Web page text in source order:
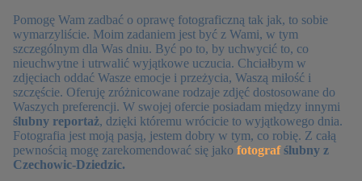
Pomogę Wam zadbać o oprawę fotograficzną tak jak, to sobie
wymarzyliście. Moim zadaniem jest być z Wami, w tym
szczególnym dla Was dniu. Być po to, by uchwycić to, co
nieuchwytne i utrwalić wyjątkowe uczucia. Chciałbym w
zdjęciach oddać Wasze emocje i przeżycia, Waszą miłość i
szczęście. Oferuję zróżnicowane rodzaje zdjęć dostosowane do
Waszych preferencji. W swojej ofercie posiadam między innymi
ślubny reportaż, dzięki któremu wrócicie to wyjątkowego dnia.
Fotografia jest moją pasją, jestem dobry w tym, co robię. Z całą
pewnością mogę zarekomendować się jako fotografślubny z
Czechowic-Dziedzic.